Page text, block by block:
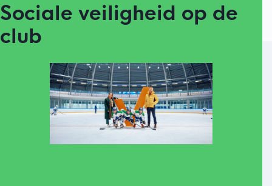
Sociale veiligheid op de
club